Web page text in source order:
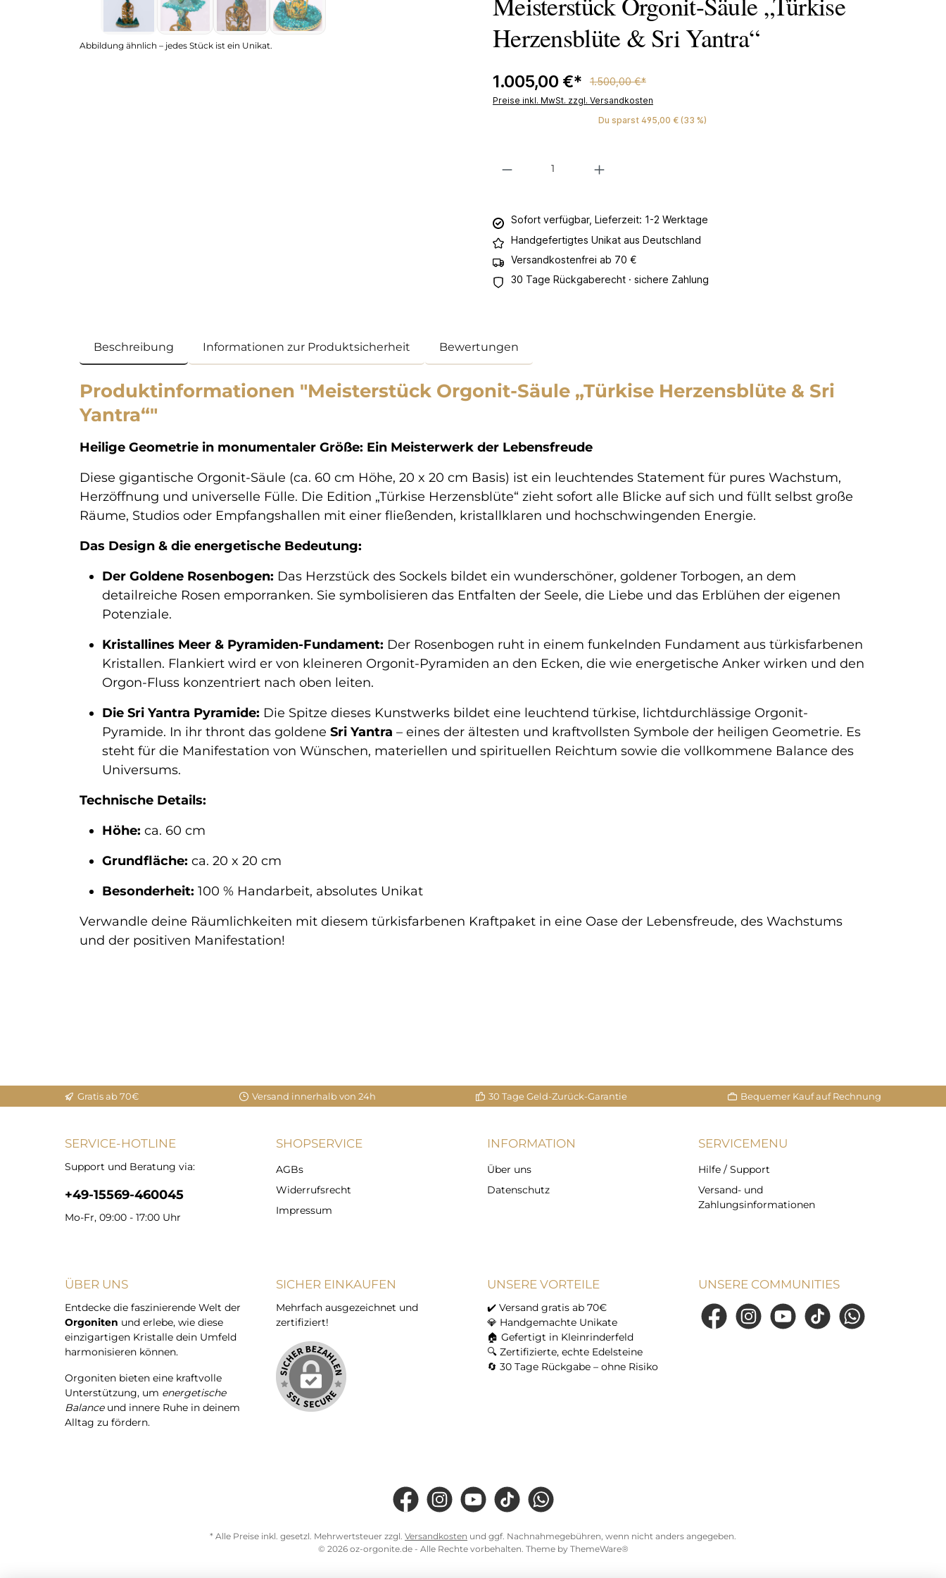
Abbildung ähnlich – jedes Stück ist ein Unikat.
Herzensblüte & Sri Yantra“
1.005,00 €* 1.500,00 €*
Du sparst 495,00 € (33 %)
Preise inkl. MwSt. zzgl. Versandkosten
Sofort verfügbar, Lieferzeit: 1-2 Werktage
Handgefertigtes Unikat aus Deutschland
Versandkostenfrei ab 70 €
30 Tage Rückgaberecht · sichere Zahlung
Beschreibung Informationen zur Produktsicherheit Bewertungen
Produktinformationen "Meisterstück Orgonit-Säule „Türkise Herzensblüte & Sri
Yantra“"
Heilige Geometrie in monumentaler Größe: Ein Meisterwerk der Lebensfreude
Diese gigantische Orgonit-Säule (ca. 60 cm Höhe, 20 x 20 cm Basis) ist ein leuchtendes Statement für pures Wachstum,
Herzöffnung und universelle Fülle. Die Edition „Türkise Herzensblüte“ zieht sofort alle Blicke auf sich und füllt selbst große
Räume, Studios oder Empfangshallen mit einer fließenden, kristallklaren und hochschwingenden Energie.
Das Design & die energetische Bedeutung:
Der Goldene Rosenbogen: Das Herzstück des Sockels bildet ein wunderschöner, goldener Torbogen, an dem
detailreiche Rosen emporranken. Sie symbolisieren das Entfalten der Seele, die Liebe und das Erblühen der eigenen
Potenziale.
Kristallines Meer & Pyramiden-Fundament: Der Rosenbogen ruht in einem funkelnden Fundament aus türkisfarbenen
Kristallen. Flankiert wird er von kleineren Orgonit-Pyramiden an den Ecken, die wie energetische Anker wirken und den
Orgon-Fluss konzentriert nach oben leiten.
Die Sri Yantra Pyramide: Die Spitze dieses Kunstwerks bildet eine leuchtend türkise, lichtdurchlässige Orgonit-
Pyramide. In ihr thront das goldene Sri Yantra – eines der ältesten und kraftvollsten Symbole der heiligen Geometrie. Es
steht für die Manifestation von Wünschen, materiellen und spirituellen Reichtum sowie die vollkommene Balance des
Universums.
Technische Details:
Höhe: ca. 60 cm
Grundfläche: ca. 20 x 20 cm
Besonderheit: 100 % Handarbeit, absolutes Unikat
Verwandle deine Räumlichkeiten mit diesem türkisfarbenen Kraftpaket in eine Oase der Lebensfreude, des Wachstums
und der positiven Manifestation!
Gratis ab 70€ Versand innerhalb von 24h 30 Tage Geld-Zurück-Garantie Bequemer Kauf auf Rechnung
SERVICE-HOTLINE
Support und Beratung via:
+49-15569-460045
Mo-Fr, 09:00 - 17:00 Uhr
SHOPSERVICE
AGBs
Widerrufsrecht
Impressum
INFORMATION
Über uns
Datenschutz
SERVICEMENU
Hilfe / Support
Versand- und
Zahlungsinformationen
ÜBER UNS
Entdecke die faszinierende Welt der
Orgoniten und erlebe, wie diese
einzigartigen Kristalle dein Umfeld
harmonisieren können.
Orgoniten bieten eine kraftvolle
Unterstützung, um energetische
Balanceund innere Ruhe in deinem
Alltag zu fördern.
SICHER EINKAUFEN
Mehrfach ausgezeichnet und
zertifiziert!
UNSERE VORTEILE
✔️ Versand gratis ab 70€
💎 Handgemachte Unikate
🏠 Gefertigt in Kleinrinderfeld
🔍 Zertifizierte, echte Edelsteine
🔄 30 Tage Rückgabe – ohne Risiko
UNSERE COMMUNITIES
FacebookInstagramYouTubeTikTok WhatsApp
FacebookInstagramYouTube TikTok WhatsApp
* Alle Preise inkl. gesetzl. Mehrwertsteuer zzgl. Versandkosten und ggf. Nachnahmegebühren, wenn nicht anders angegeben.
© 2026 oz-orgonite.de - Alle Rechte vorbehalten. Theme by ThemeWare®